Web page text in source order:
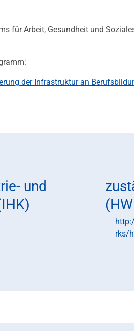
für Arbeit, Gesundheit und
der Infrastruktur an
und
rks/